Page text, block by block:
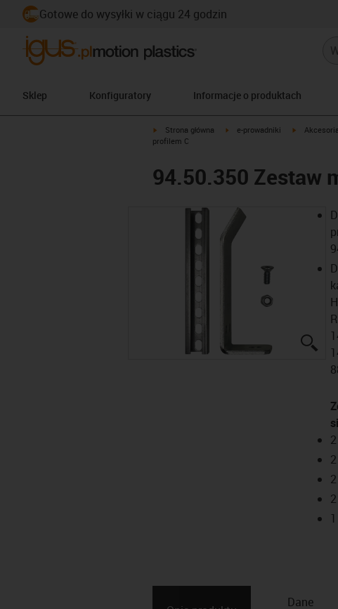
Gotowe do wysyłki w ciągu 24 godzin
Sklep Konfiguratory Informacje o produktach
igus-icon-arrow-right
Strona główna igus-icon-arrow-right
e-prowadniki igus-icon-
Akcesoria
profilem C
94.50.350 Zestaw
Dane